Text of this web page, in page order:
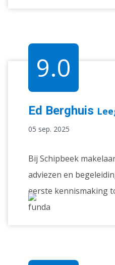
9.0
Ed Berghuis
05 sep. 2025
Bij Schipbeek
adviezen en
eerste kennismaking